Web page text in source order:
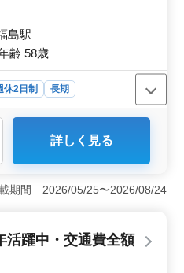
※完全週休二日制 ※賞与あり
現在50歳以上も活躍している
ひ今までの経験を活かして頂
募お待ちしております。
島駅
齢 58歳
休2日制
長期
、プライベートとの両立が
した雇用環境が整ってお
など多岐にわたる業務を担
詳しく見る
期間 2026/05/25〜2026/08/24
活躍中・交通費全額